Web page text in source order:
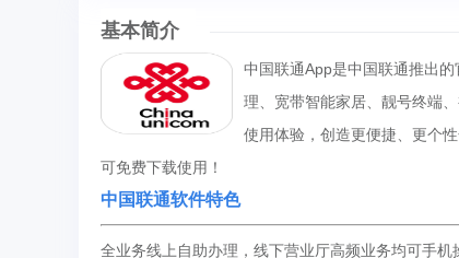
基本简介
中国联通App是中国联通推出
理、宽带智能家居、靓号终端
使用体验，创造更便捷、更个
可免费下载使用！
中国联通软件特色
全业务线上自助办理，线下营业厅高频业务均可手